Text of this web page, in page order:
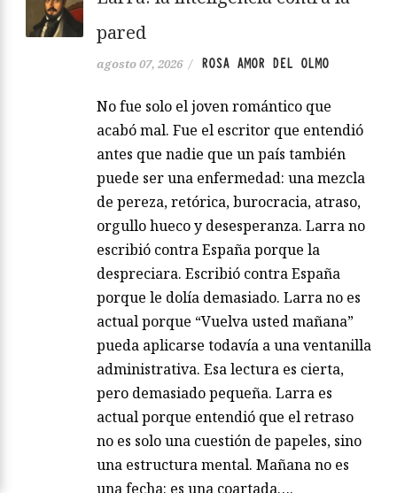
pared
agosto 07, 2026 / ROSA AMOR DEL OLMO
No fue solo el joven romántico que
acabó mal. Fue el escritor que entendió
antes que nadie que un país también
puede ser una enfermedad: una mezcla
de pereza, retórica, burocracia, atraso,
orgullo hueco y desesperanza. Larra no
escribió contra España porque la
despreciara. Escribió contra España
porque le dolía demasiado. Larra no es
actual porque “Vuelva usted mañana”
pueda aplicarse todavía a una ventanilla
administrativa. Esa lectura es cierta,
pero demasiado pequeña. Larra es
actual porque entendió que el retraso
no es solo una cuestión de papeles, sino
una estructura mental. Mañana no es
una fecha: es una coartada….